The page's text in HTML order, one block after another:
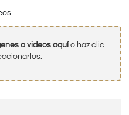
o videos aquío haz clic